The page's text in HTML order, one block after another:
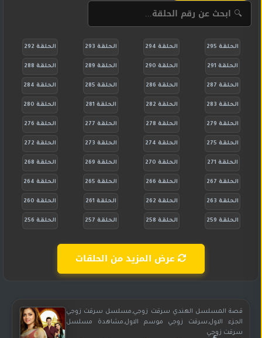
الحلقة 295 الحلقة 294 الحلقة 293 الحلقة 292
الحلقة 291 الحلقة 290 الحلقة 289 الحلقة 288
الحلقة 287 الحلقة 286 الحلقة 285 الحلقة 284
الحلقة 283 الحلقة 282 الحلقة 281 الحلقة 280
الحلقة 279 الحلقة 278 الحلقة 277 الحلقة 276
الحلقة 275 الحلقة 274 الحلقة 273 الحلقة 272
الحلقة 271 الحلقة 270 الحلقة 269 الحلقة 268
الحلقة 267 الحلقة 266 الحلقة 265 الحلقة 264
الحلقة 263 الحلقة 262 الحلقة 261 الحلقة 260
الحلقة 259 الحلقة 258 الحلقة 257 الحلقة 256
عرض المزيد من الحلقات
قصة المسلسل الهندي سرقت زوجي,مسلسل سرقت زوجي
الجزء الاول,سرقت زوجي موسم الاول,مشاهدة مسلسل
سرقت زوجي